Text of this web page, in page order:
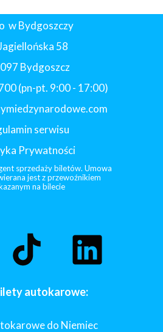
autokarowe:
do Niemiec
w Bydgoszczy
58
Bydgoszcz
(pn-pt. 9:00 - 17:00)
serwisu
Prywatności
sprzedaży biletów. Umowa
jest z przewoźnikiem
na bilecie